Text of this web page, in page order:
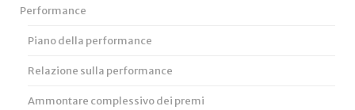
Performance
Piano della performance
Relazione sulla performance
Ammontare complessivo dei premi